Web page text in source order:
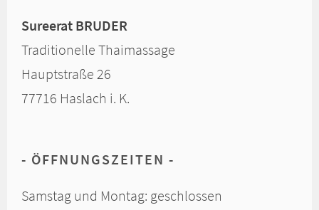
Sureerat BRUDER
Traditionelle Thaimassage
Hauptstraße 26
77716 Haslach i. K.
ÖFFNUNGSZEITEN
Samstag und Montag: geschlossen